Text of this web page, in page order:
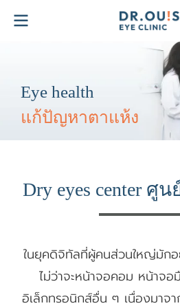
Eye health
แก้ปัญหาตาแห้ง
Dry eyes center ศู
ในยุคดิจิทัลที่ผู้คนส่วนใหญ่มักอ
ไม่ว่าจะหน้าจอคอม หน้าจ
อิเล็กทรอนิกส์อื่น ๆ เนื่องมาจา